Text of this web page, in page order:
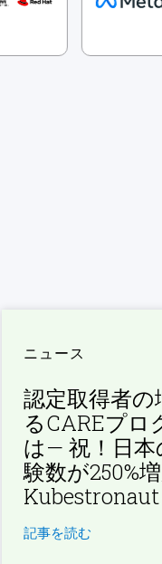
ニュース
認定取得者
るCAREプロ
は— 祝！日本
験数が250%増
記事を読む